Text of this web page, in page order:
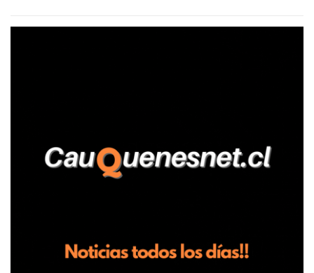
relató que los hechos ocurrieron cerca de las 11:30 horas en el
trabajadores, el edil descendió del vehículo y, en medio de la
confrontación, la habría tomado de los hombros, empujado al
suelo y agredido con golpes de pies y manos, mientr...